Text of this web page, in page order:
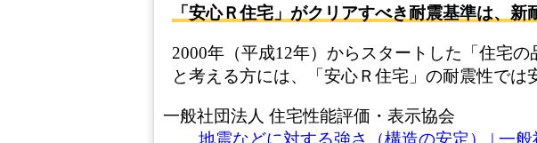
「安心Ｒ住宅」がクリアすべき耐震基準は、
2000年（平成12年）からスタートした「住宅
と考える方には、「安心Ｒ住宅」の耐震性では
一般社団法人 住宅性能評価・表示協会
地震などに対する強さ（構造の安定） | 一